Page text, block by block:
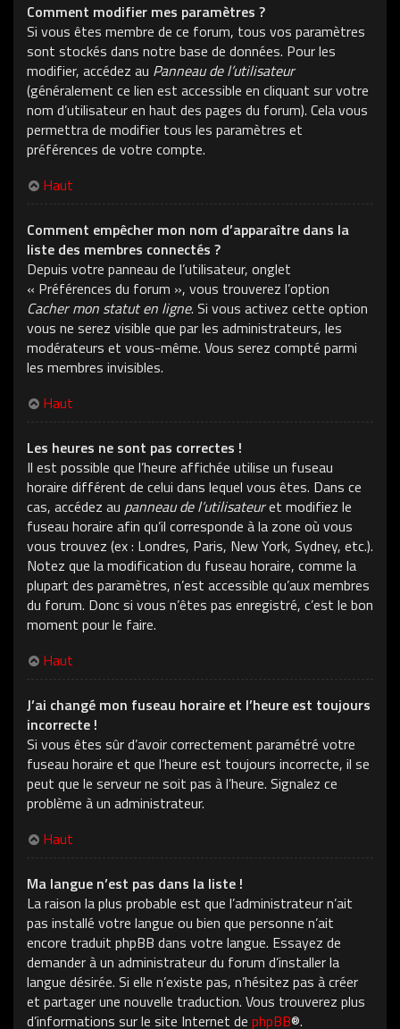
Comment modifier mes paramètres ?
Si vous êtes membre de ce forum, tous vos paramètres
sont stockés dans notre base de données. Pour les
modifier, accédez au Panneau de l’utilisateur
(généralement ce lien est accessible en cliquant sur votre
nom d’utilisateur en haut des pages du forum). Cela vous
permettra de modifier tous les paramètres et
préférences de votre compte.
Haut
Comment empêcher mon nom d’apparaître dans la
liste des membres connectés ?
Depuis votre panneau de l’utilisateur, onglet
« Préférences du forum », vous trouverez l’option
Cacher mon statut en ligne. Si vous activez cette option
vous ne serez visible que par les administrateurs, les
modérateurs et vous-même. Vous serez compté parmi
les membres invisibles.
Haut
Les heures ne sont pas correctes !
Il est possible que l’heure affichée utilise un fuseau
horaire différent de celui dans lequel vous êtes. Dans ce
cas, accédez au panneau de l’utilisateuret modifiez le
fuseau horaire afin qu’il corresponde à la zone où vous
vous trouvez (ex : Londres, Paris, New York, Sydney, etc.).
Notez que la modification du fuseau horaire, comme la
plupart des paramètres, n’est accessible qu’aux membres
du forum. Donc si vous n’êtes pas enregistré, c’est le bon
moment pour le faire.
Haut
J’ai changé mon fuseau horaire et l’heure est toujours
incorrecte !
Si vous êtes sûr d’avoir correctement paramétré votre
fuseau horaire et que l’heure est toujours incorrecte, il se
peut que le serveur ne soit pas à l’heure. Signalez ce
problème à un administrateur.
Haut
Ma langue n’est pas dans la liste !
La raison la plus probable est que l’administrateur n’ait
pas installé votre langue ou bien que personne n’ait
encore traduit phpBB dans votre langue. Essayez de
demander à un administrateur du forum d’installer la
langue désirée. Si elle n’existe pas, n’hésitez pas à créer
et partager une nouvelle traduction. Vous trouverez plus
d’informations sur le site Internet de phpBB®.